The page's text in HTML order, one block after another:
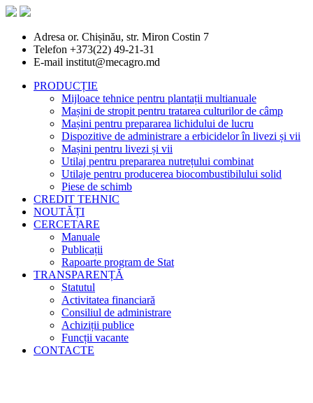
Adresa or. Chișinău, str. Miron Costin 7
Telefon +373(22) 49-21-31
E-mail institut@mecagro.md
PRODUCȚIE
Mijloace tehnice pentru plantații multianuale
Mașini de stropit pentru tratarea culturilor de câmp
Mașini pentru prepararea lichidului de lucru
Dispozitive de administrare a erbicidelor în livezi și vii
Mașini pentru livezi și vii
Utilaj pentru prepararea nutrețului combinat
Utilaje pentru producerea biocombustibilului solid
Piese de schimb
CREDIT TEHNIC
NOUTĂȚI
CERCETARE
Manuale
Publicații
Rapoarte program de Stat
TRANSPARENȚĂ
Statutul
Activitatea financiară
Consiliul de administrare
Achiziții publice
Funcții vacante
CONTACTE